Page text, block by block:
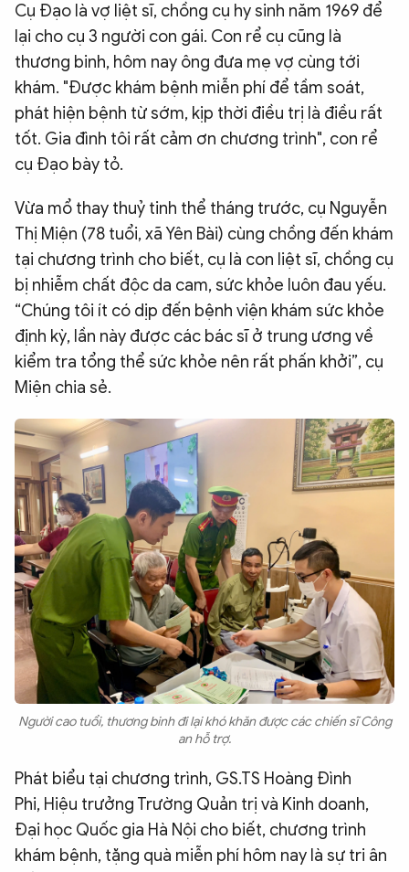
Cụ Đạo là vợ liệt sĩ, chồng cụ hy sinh năm 1969 để
lại cho cụ 3 người con gái. Con rể cụ cũng là
thương binh, hôm nay ông đưa mẹ vợ cùng tới
khám. "Được khám bệnh miễn phí để tầm soát,
phát hiện bệnh từ sớm, kịp thời điều trị là điều rất
tốt. Gia đình tôi rất cảm ơn chương trình", con rể
cụ Đạo bày tỏ.
Vừa mổ thay thuỷ tinh thể tháng trước, cụ Nguyễn
Thị Miện (78 tuổi, xã Yên Bài) cùng chồng đến khám
tại chương trình cho biết, cụ là con liệt sĩ, chồng cụ
bị nhiễm chất độc da cam, sức khỏe luôn đau yếu.
“Chúng tôi ít có dịp đến bệnh viện khám sức khỏe
định kỳ, lần này được các bác sĩ ở trung ương về
kiểm tra tổng thể sức khỏe nên rất phấn khởi”, cụ
Miện chia sẻ.
Người cao tuổi, thương binh đi lại khó khăn được các chiến sĩ Công
an hỗ trợ.
Phát biểu tại chương trình, GS.TS Hoàng Đình
Phi, Hiệu trưởng Trường Quản trị và Kinh doanh,
Đại học Quốc gia Hà Nội cho biết, chương trình
khám bệnh, tặng quà miễn phí hôm nay là sự tri ân